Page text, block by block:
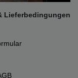
Lieferbedingungen